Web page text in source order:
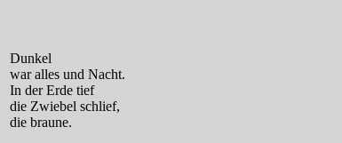
Dunkel
war alles und Nacht.
In der Erde tief
die Zwiebel schlief,
die braune.